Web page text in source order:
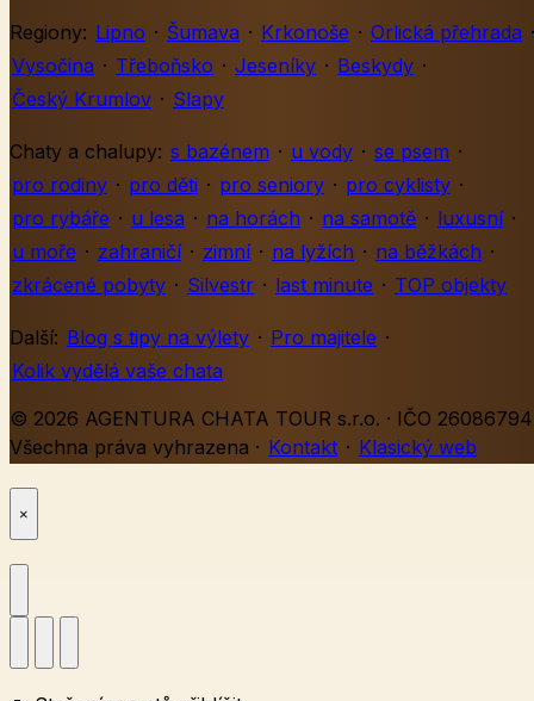
Regiony: Lipno · Šumava · Krkonoše · Orlická přehrada ·
Vysočina · Třeboňsko · Jeseníky · Beskydy ·
Český Krumlov · Slapy
Chaty a chalupy: s bazénem · u vody · se psem ·
pro rodiny · pro děti · pro seniory · pro cyklisty ·
pro rybáře · u lesa · na horách · na samotě · luxusní ·
u moře · zahraničí · zimní · na lyžích · na běžkách ·
zkrácené pobyty · Silvestr · last minute · TOP objekty
Další: Blog s tipy na výlety · Pro majitele ·
Kolik vydělá vaše chata
© 2026 AGENTURA CHATA TOUR s.r.o. · IČO 26086794
Všechna práva vyhrazena · Kontakt · Klasický web
×